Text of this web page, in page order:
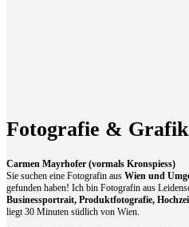
Fotografie &
Carmen Mayrhofer (vormals Kronspiess)
Sie suchen eine Fotografin aus Wien und
gefunden haben! Ich bin Fotografin aus
Businessportrait, Produktfotografie,
liegt 30 Minuten südlich von Wien.